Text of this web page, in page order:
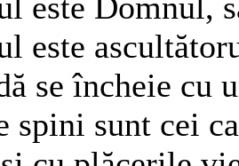
este
se încheie cu
spini sunt cei